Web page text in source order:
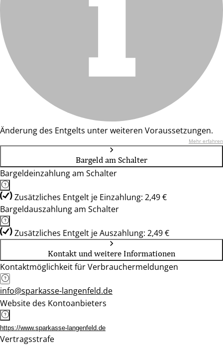
Änderung des Entgelts unter weiteren Voraussetzungen.
Mehr erfahren
Bargeld am Schalter
Bargeldeinzahlung am Schalter
Zusätzliches Entgelt je Einzahlung: 2,49 €
Bargeldauszahlung am Schalter
Zusätzliches Entgelt je Auszahlung: 2,49 €
Kontakt und weitere Informationen
Kontaktmöglichkeit für Verbrauchermeldungen
info@sparkasse-langenfeld.de
Website des Kontoanbieters
https://www.sparkasse-langenfeld.de
Vertragsstrafe